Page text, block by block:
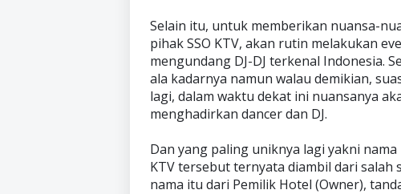
Selain itu, untuk memberikan nuansa-
pihak SSO KTV, akan rutin melakukan
mengundang DJ-DJ terkenal Indonesia.
ala kadarnya namun walau demikian,
lagi, dalam waktu dekat ini nuansanya
menghadirkan dancer dan DJ.
Dan yang paling uniknya lagi yakni nama
KTV tersebut ternyata diambil dari salah
nama itu dari Pemilik Hotel (Owner),